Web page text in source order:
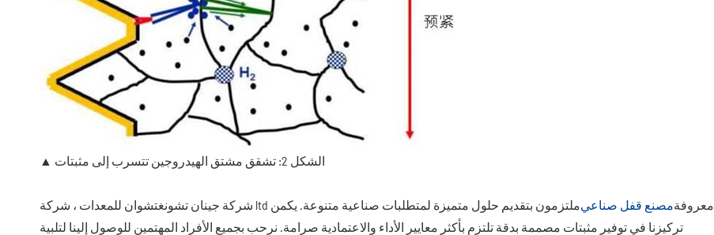
▲ الشكل 2: تشقق مشتق الهيدروجين تتسرب إلى مثبتات
شركة جينان تشونغتشوان للمعدات ، شركة ltd معروفةمصنع قفل صناعيملتزمون بتقديم حلول متميزة لمتطلبات صناعية متنوعة. يكمن
تركيزنا في توفير مثبتات مصممة بدقة تلتزم بأكثر معايير الأداء والاعتمادية صرامة. نرحب بجميع الأفراد المهتمين للوصول إلينا لتلبية